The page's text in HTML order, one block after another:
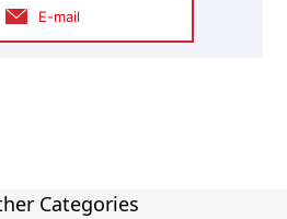
E-mail
Categories